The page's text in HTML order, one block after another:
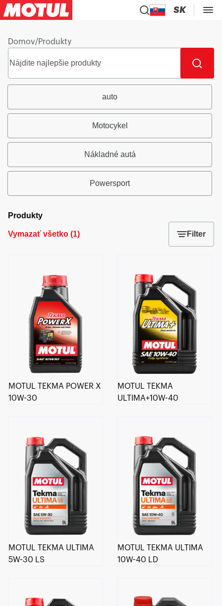
SK
Domov/Produkty
auto
Motocykel
Nákladné autá
Powersport
Produkty
Vymazať všetko (1) Filter
MOTUL TEKMA POWER X
10W-30
MOTUL TEKMA
ULTIMA+10W-40
MOTUL TEKMA ULTIMA
5W-30 LS
MOTUL TEKMA ULTIMA
10W-40 LD